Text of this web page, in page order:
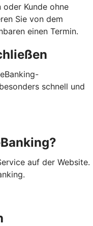
oder Kunde ohne
Sie von dem
einen Termin.
schnell und
auf der Website.